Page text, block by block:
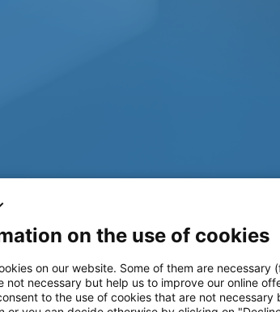
on the use of cookies
on our website. Some of them are necessary
not necessary but help us to improve our online
to the use of cookies that are not